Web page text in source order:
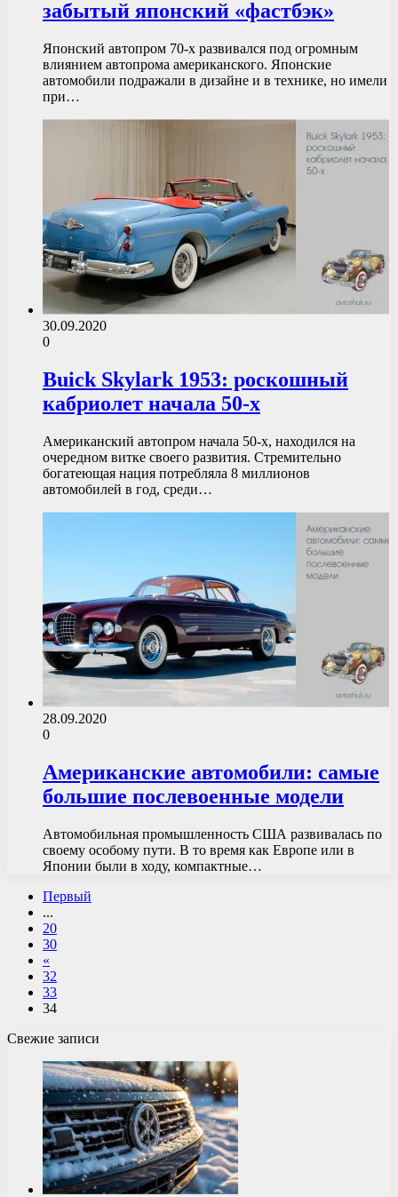
забытый японский «фастбэк»
Японский автопром 70-х развивался под огромным
влиянием автопрома американского. Японские
автомобили подражали в дизайне и в технике, но имели
при…
30.09.2020
0
Buick Skylark 1953: роскошный
кабриолет начала 50-х
Американский автопром начала 50-х, находился на
очередном витке своего развития. Стремительно
богатеющая нация потребляла 8 миллионов
автомобилей в год, среди…
28.09.2020
0
Американские автомобили: самые
большие послевоенные модели
Автомобильная промышленность США развивалась по
своему особому пути. В то время как Европе или в
Японии были в ходу, компактные…
Первый
...
20
30
«
32
33
34
Свежие записи